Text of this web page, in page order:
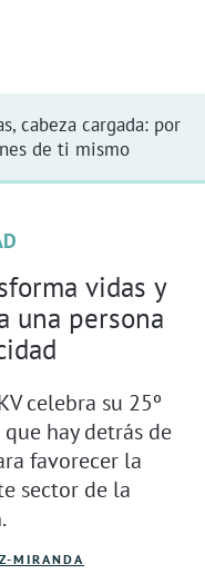
cabeza cargada: por
de ti mismo
vidas y
una persona
celebra su 25º
hay detrás de
favorecer la
sector de la
MIRANDA